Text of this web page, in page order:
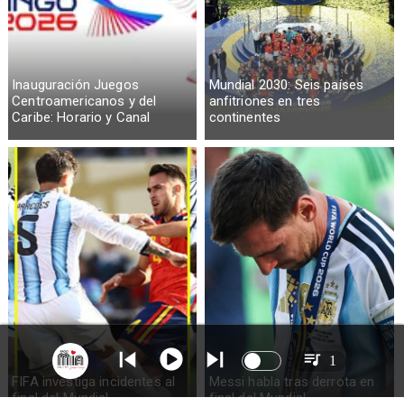
Inauguración Juegos
Centroamericanos y del
Caribe: Horario y Canal
Mundial 2030: Seis países
anfitriones en tres
continentes
FIFA investiga incidentes al
final del Mundial
Messi habla tras derrota en
final del Mundial
1